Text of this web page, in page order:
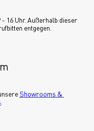
16 Uhr. Außerhalb dieser
entgegen.
Showrooms &